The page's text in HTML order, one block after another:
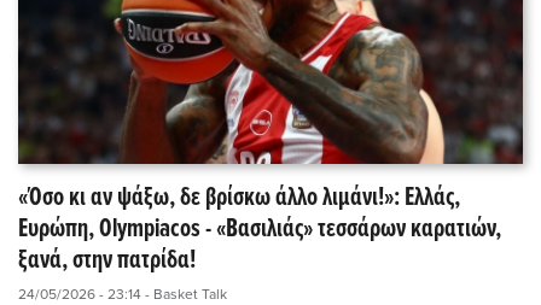
«Όσο κι αν ψάξω, δε βρίσκω άλλο λιμάνι!»: Ελλάς,
Ευρώπη, Olympiacos - «Βασιλιάς» τεσσάρων καρατιών,
ξανά, στην πατρίδα!
24/05/2026 - 23:14 - Basket Talk